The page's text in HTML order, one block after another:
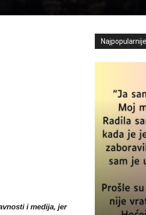
i medija, jer
Najpopularnije